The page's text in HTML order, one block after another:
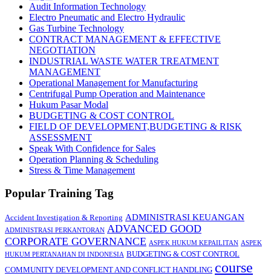
Audit Information Technology
Electro Pneumatic and Electro Hydraulic
Gas Turbine Technology
CONTRACT MANAGEMENT & EFFECTIVE
NEGOTIATION
INDUSTRIAL WASTE WATER TREATMENT
MANAGEMENT
Operational Management for Manufacturing
Centrifugal Pump Operation and Maintenance
Hukum Pasar Modal
BUDGETING & COST CONTROL
FIELD OF DEVELOPMENT,BUDGETING & RISK
ASSESSMENT
Speak With Confidence for Sales
Operation Planning & Scheduling
Stress & Time Management
Popular Training Tag
Accident Investigation & Reporting ADMINISTRASI KEUANGAN
ADMINISTRASI PERKANTORAN ADVANCED GOOD
CORPORATE GOVERNANCE ASPEK HUKUM KEPAILITAN ASPEK
HUKUM PERTANAHAN DI INDONESIA BUDGETING & COST CONTROL
COMMUNITY DEVELOPMENT AND CONFLICT HANDLING course